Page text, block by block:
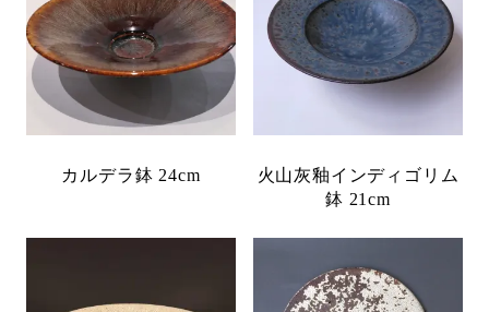
カルデラ鉢 24cm
火山灰釉インディゴリム
鉢 21cm